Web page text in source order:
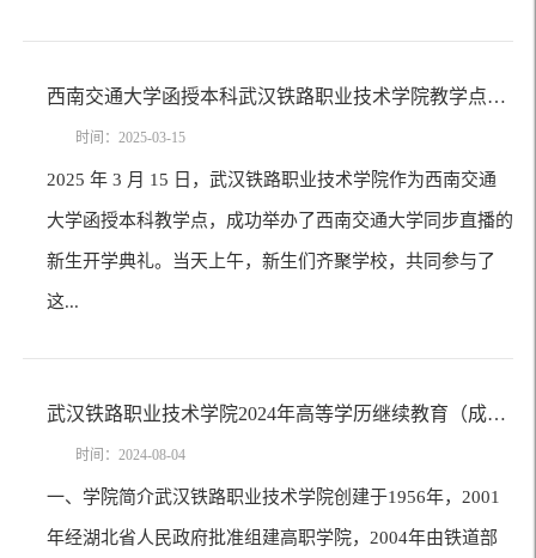
西南交通大学函授本科武汉铁路职业技术学院教学点2025级新生开学典礼圆满举行
时间：2025-03-15
2025 年 3 月 15 日，武汉铁路职业技术学院作为西南交通
大学函授本科教学点，成功举办了西南交通大学同步直播的
新生开学典礼。当天上午，新生们齐聚学校，共同参与了
这...
武汉铁路职业技术学院2024年高等学历继续教育（成人高等学历教育）招生简章
时间：2024-08-04
一、学院简介武汉铁路职业技术学院创建于1956年，2001
年经湖北省人民政府批准组建高职学院，2004年由铁道部